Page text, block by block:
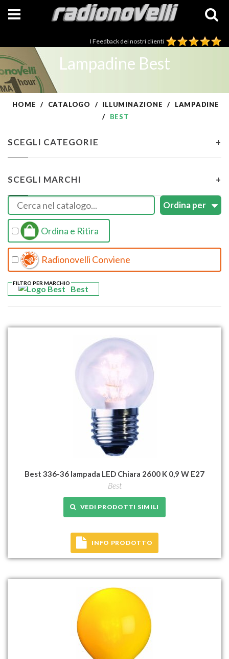
I Feedback dei nostri clienti
Lampadine Best
HOME CATALOGO ILLUMINAZIONE
LAMPADINE
BEST
SCEGLI CATEGORIE +
SCEGLI MARCHI +
Ordina e Ritira
Radionovelli Conviene
Best
FILTRO PER MARCHIO
Best 336-36 lampada LED Chiara 2600 K 0,9 W E27
Best
VEDI PRODOTTI SIMILI
INFO PRODOTTO